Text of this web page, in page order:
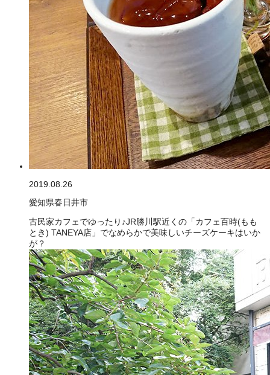
2019.08.26
愛知県春日井市
古民家カフェでゆったり♪JR勝川駅近くの「カフェ百時(もも
とき) TANEYA店」でなめらかで美味しいチーズケーキはいか
が？